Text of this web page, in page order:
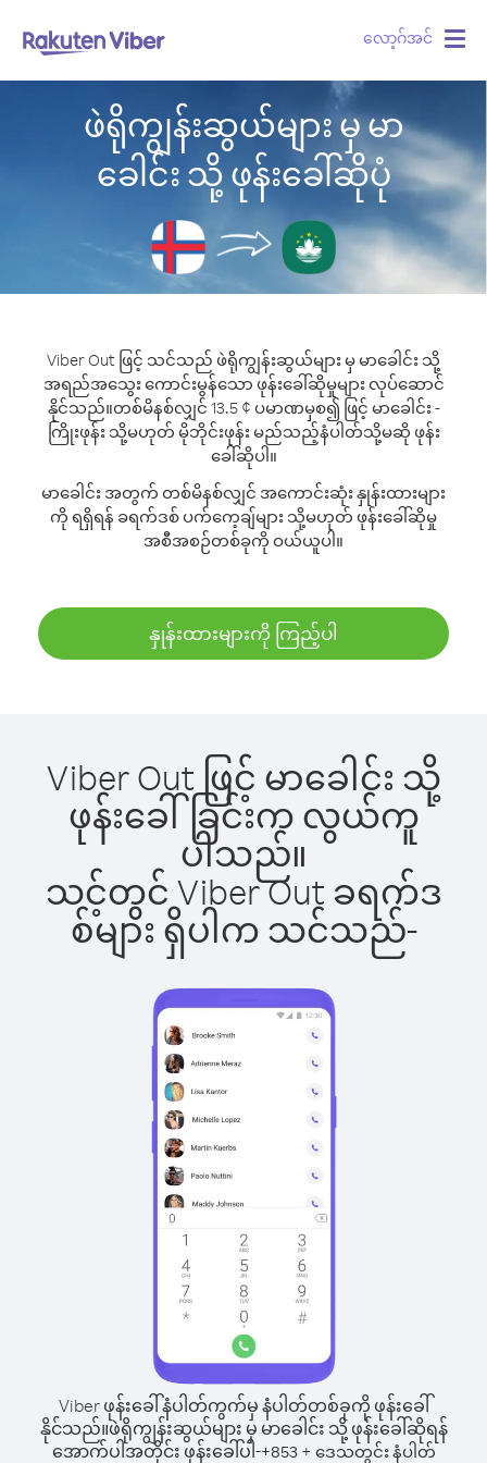
လော့ဂ်အင်
ဖဲရိုကျွန်းဆွယ်များ မှ မာ
ခေါင်း သို့ ဖုန်းခေါ်ဆိုပုံ
Viber Out ဖြင့် သင်သည် ဖဲရိုကျွန်းဆွယ်များ မှ မာခေါင်း သို့
အရည်အသွေး ကောင်းမွန်သော ဖုန်းခေါ်ဆိုမှုများ လုပ်ဆောင်
နိုင်သည်။တစ်မိနစ်လျှင် 13.5 ¢ ပမာဏမှစ၍ ဖြင့် မာခေါင်း -
ကြိုးဖုန်း သို့မဟုတ် မိုဘိုင်းဖုန်း မည်သည့်နံပါတ်သို့မဆို ဖုန်း
ခေါ်ဆိုပါ။
မာခေါင်း အတွက် တစ်မိနစ်လျှင် အကောင်းဆုံး နှုန်းထားများ
ကို ရရှိရန် ခရက်ဒစ် ပက်ကေ့ချ်များ သို့မဟုတ် ဖုန်းခေါ်ဆိုမှု
အစီအစဉ်တစ်ခုကို ဝယ်ယူပါ။
နှုန်းထားများကို ကြည့်ပါ
Viber Out ဖြင့် မာခေါင်း သို့
ဖုန်းခေါ်ခြင်းက လွယ်ကူ
ပါသည်။
သင့်တွင် Viber Out ခရက်ဒ
စ်များ ရှိပါက သင်သည်-
Viber ဖုန်းခေါ်နံပါတ်ကွက်မှ နံပါတ်တစ်ခုကို ဖုန်းခေါ်
နိုင်သည်။ဖဲရိုကျွန်းဆွယ်များ မှ မာခေါင်း သို့ ဖုန်းခေါ်ဆိုရန်
အောက်ပါအတိုင်း ဖုန်းခေါ်ပါ-+853+ ဒေသတွင်း နံပါတ်